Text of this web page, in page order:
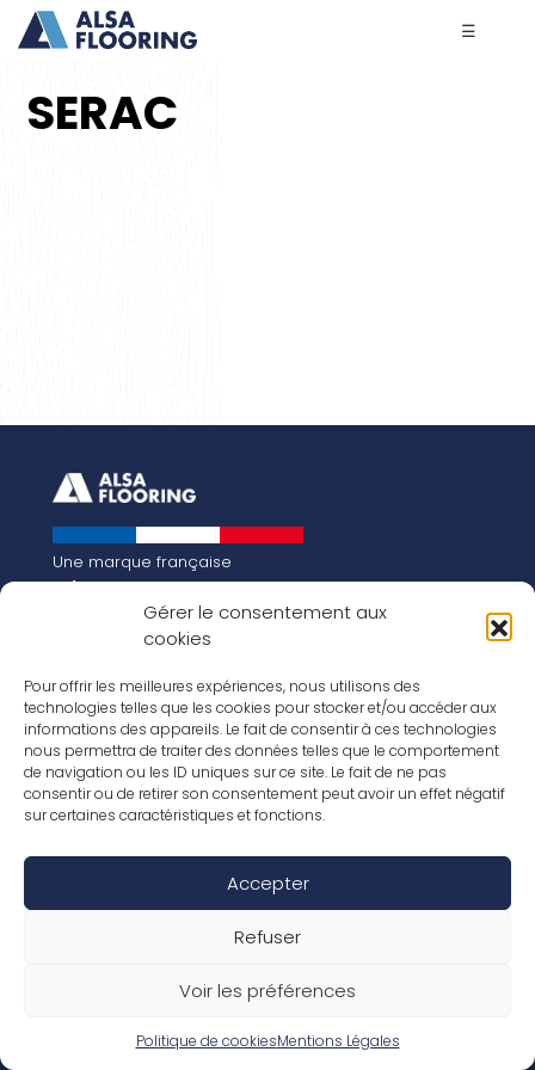
Gérer le consentement aux
cookies
Pour offrir les meilleures expériences, nous utilisons des
technologies telles que les cookies pour stocker et/ou accéder aux
informations des appareils. Le fait de consentir à ces technologies
nous permettra de traiter des données telles que le comportement
de navigation ou les ID uniques sur ce site. Le fait de ne pas
consentir ou de retirer son consentement peut avoir un effet négatif
sur certaines caractéristiques et fonctions.
Accepter
Refuser
Voir les préférences
Politique de cookiesMentions Légales
☰
SERAC
Une marque française
Qui sommes-nous
Notre histoire
Les chiffres clés
FR
EN
Nos revêtements
Nos Stratifiés
Nos accessoires
Nos parquets
Conditions de garantie
Déclaration de performance
Politique de confidentialité